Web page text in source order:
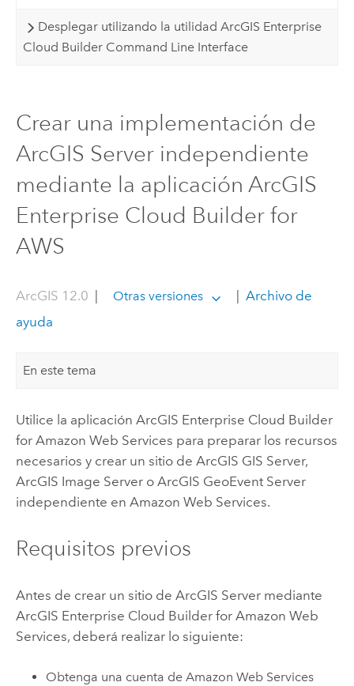
Desplegar utilizando la utilidad ArcGIS Enterprise
Cloud Builder Command Line Interface
Crear una implementación de
ArcGIS Server independiente
mediante la aplicación ArcGIS
Enterprise Cloud Builder for
AWS
ArcGIS 12.0 Otras versiones
Archivo de
ayuda
En este tema
Utilice la aplicación ArcGIS Enterprise Cloud Builder
for Amazon Web Services para preparar los recursos
necesarios y crear un sitio de ArcGIS GIS Server,
ArcGIS Image Servero ArcGIS GeoEvent Server
independiente en Amazon Web Services.
Requisitos previos
Antes de crear un sitio de ArcGIS Servermediante
ArcGIS Enterprise Cloud Builder for Amazon Web
Services, deberá realizar lo siguiente:
Obtenga una cuenta deAmazon Web Services